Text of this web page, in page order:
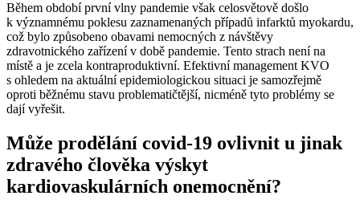
Během období první vlny pandemie však celosvětově došlo
k významnému poklesu zaznamenaných případů infarktů myokardu,
což bylo způsobeno obavami nemocných z návštěvy
zdravotnického zařízení v době pandemie. Tento strach není na
místě a je zcela kontraproduktivní. Efektivní management KVO
s ohledem na aktuální epidemiologickou situaci je samozřejmě
oproti běžnému stavu problematičtější, nicméně tyto problémy se
dají vyřešit.
Může prodělání covid‑19 ovlivnit u jinak
zdravého člověka výskyt
kardiovaskulárních onemocnění?